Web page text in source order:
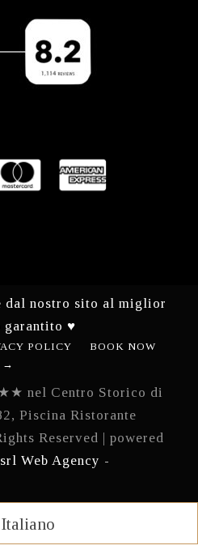
dal nostro sito al miglior
garantito ♥
POLICY
BOOK NOW
→
nel Centro Storico di
Piscina Ristorante
Reserved | powered
Web Agency -
Italiano